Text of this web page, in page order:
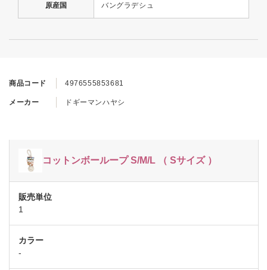
商品コード 4976555853681
メーカー ドギーマンハヤシ
コットンボーループ S/M/L （ Sサイズ ）
1
-
原産国 バングラデシュ